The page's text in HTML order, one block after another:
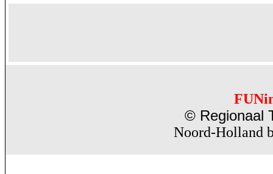
© Regionaal
Noord-Holland